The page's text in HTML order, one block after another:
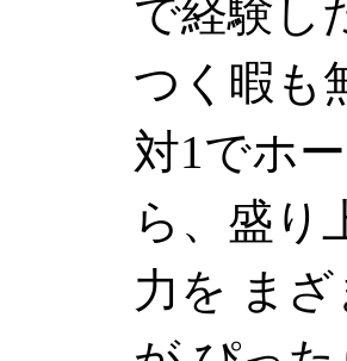
で経験し
つく暇も
対1でホ
ら、盛り
力を ま